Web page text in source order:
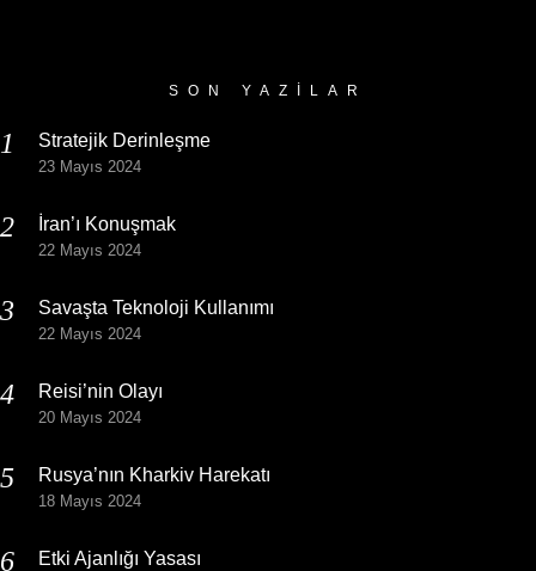
SON YAZILAR
Stratejik Derinleşme
23 Mayıs 2024
İran’ı Konuşmak
22 Mayıs 2024
Savaşta Teknoloji Kullanımı
22 Mayıs 2024
Reisi’nin Olayı
20 Mayıs 2024
Rusya’nın Kharkiv Harekatı
18 Mayıs 2024
Etki Ajanlığı Yasası